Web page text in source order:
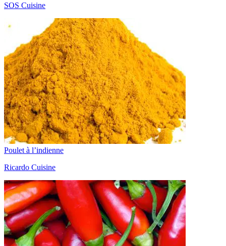
SOS Cuisine
Poulet à l’indienne
Ricardo Cuisine